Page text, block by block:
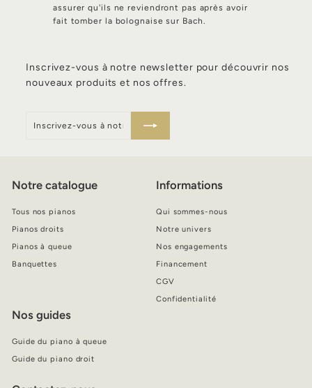
assurer qu'ils ne reviendront pas après avoir
fait tomber la bolognaise sur Bach.
Inscrivez-vous à notre newsletter pour découvrir nos
nouveaux produits et nos offres.
vous
Notre catalogue
Tous nos pianos
Pianos droits
Pianos à queue
Banquettes
Informations
Qui sommes-nous
Notre univers
Nos engagements
Financement
CGV
Confidentialité
Nos guides
Guide du piano à queue
Guide du piano droit